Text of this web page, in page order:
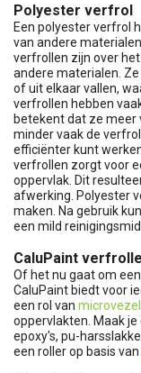
Polyester verfrol
Een polyester verfrol
van andere
verfrollen zijn over
andere materialen.
of uit elkaar vallen,
verfrollen hebben
betekent dat ze meer
minder vaak de
efficiënter kunt
verfrollen zorgt voor
oppervlak. Dit
afwerking. Polyester
maken. Na gebruik
een mild
CaluPaint
Of het nu gaat om een
CaluPaint biedt voor
een rol van microvezel
oppervlakten. Maak
epoxy's, pu-
een roller op basis van